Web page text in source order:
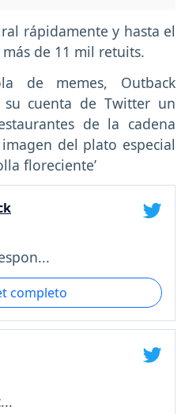
rápidamente y hasta el
de 11 mil retuits.
de memes, Outback
su cuenta de Twitter un
de la cadena
del plato especial
floreciente’
completo